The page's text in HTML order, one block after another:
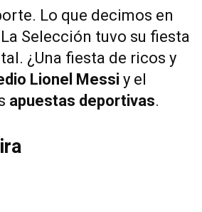
Lo que decimos en
Selección tuvo su fiesta
¿Una fiesta de ricos y
Lionel Messi y el
apuestas deportivas.